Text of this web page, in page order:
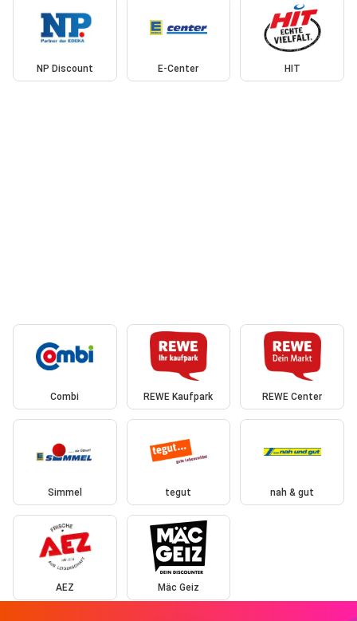
NP Discount E-Center HIT
Combi REWE Kaufpark REWE Center
Simmel tegut nah & gut
AEZ Mäc Geiz